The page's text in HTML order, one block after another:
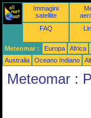
Immagini
satellite
FAQ
Meteomar : Europa Africa
Australia
Oceano Indiano
Meteomar :